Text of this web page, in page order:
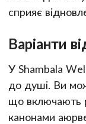
сприяє
Варіанти
У Shambala
до душі. Ви
що включають
канонами